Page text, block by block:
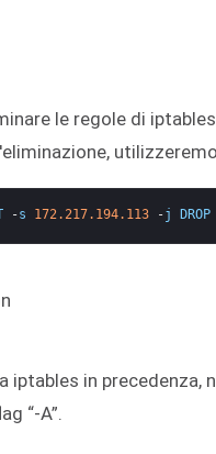
le regole di
-s 172.217.194.113 -j DROP
iptables in
“-A”.